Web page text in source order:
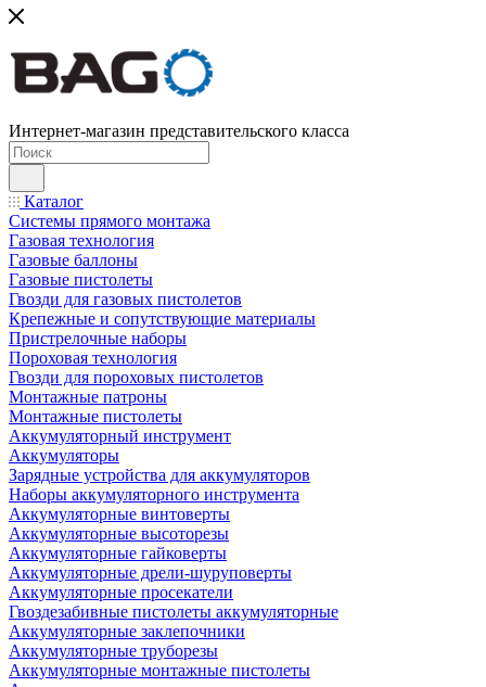
Интернет-магазин представительского класса
Каталог
Системы прямого монтажа
Газовая технология
Газовые баллоны
Газовые пистолеты
Гвозди для газовых пистолетов
Крепежные и сопутствующие материалы
Пристрелочные наборы
Пороховая технология
Гвозди для пороховых пистолетов
Монтажные патроны
Монтажные пистолеты
Аккумуляторный инструмент
Аккумуляторы
Зарядные устройства для аккумуляторов
Наборы аккумуляторного инструмента
Аккумуляторные винтоверты
Аккумуляторные высоторезы
Аккумуляторные гайковерты
Аккумуляторные дрели-шуруповерты
Аккумуляторные просекатели
Гвоздезабивные пистолеты аккумуляторные
Аккумуляторные заклепочники
Аккумуляторные труборезы
Аккумуляторные монтажные пистолеты